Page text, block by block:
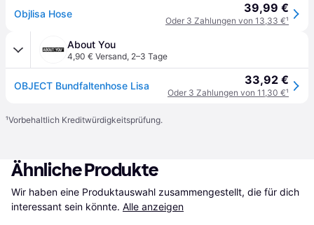
Objlisa Hose 39,99 €
Oder 3 Zahlungen von 13,33 €¹
About You
4,90 € Versand, 2–3 Tage
OBJECT Bundfaltenhose Lisa 33,92 €
Oder 3 Zahlungen von 11,30 €¹
¹Vorbehaltlich Kreditwürdigkeitsprüfung.
Ähnliche Produkte
Wir haben eine Produktauswahl zusammengestellt, die für dich
interessant sein könnte. Alle anzeigen